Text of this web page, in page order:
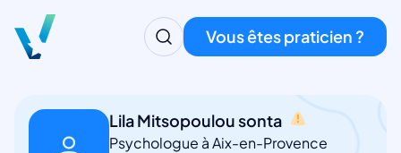
Vous êtes praticien ?
Lila Mitsopoulou sonta
Psychologue à Aix-en-Provence